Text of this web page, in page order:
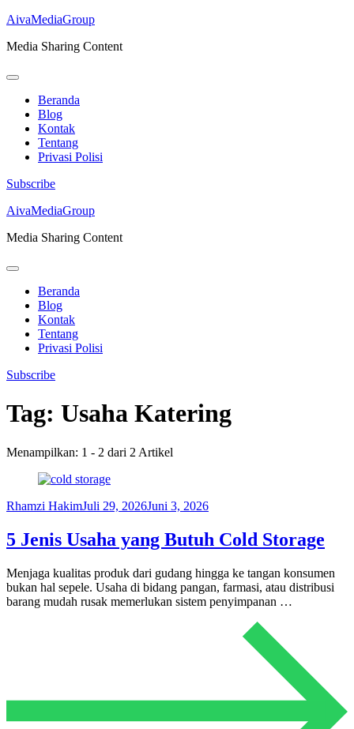
AivaMediaGroup
Media Sharing Content
Beranda
Blog
Kontak
Tentang
Privasi Polisi
Subscribe
Lompat
konten
Enter)
AivaMediaGroup
Media Sharing Content
Beranda
Blog
Kontak
Tentang
Privasi Polisi
Subscribe
Tag: Usaha Katering
Menampilkan: 1 - 2 dari 2 Artikel
Rhamzi HakimJuli 29, 2026Juni 3, 2026
5 Jenis Usaha yang Butuh Cold Storage
Menjaga kualitas produk dari gudang hingga ke tangan konsumen
bukan hal sepele. Usaha di bidang pangan, farmasi, atau distribusi
barang mudah rusak memerlukan sistem penyimpanan …